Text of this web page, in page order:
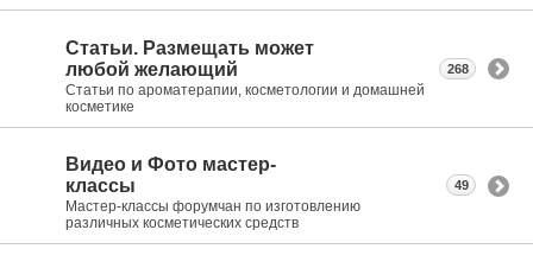
Статьи. Размещать может
любой желающий
Статьи по ароматерапии, косметологии и домашней
косметике
268
Видео и Фото мастер-
классы
Мастер-классы форумчан по изготовлению
различных косметических средств
49